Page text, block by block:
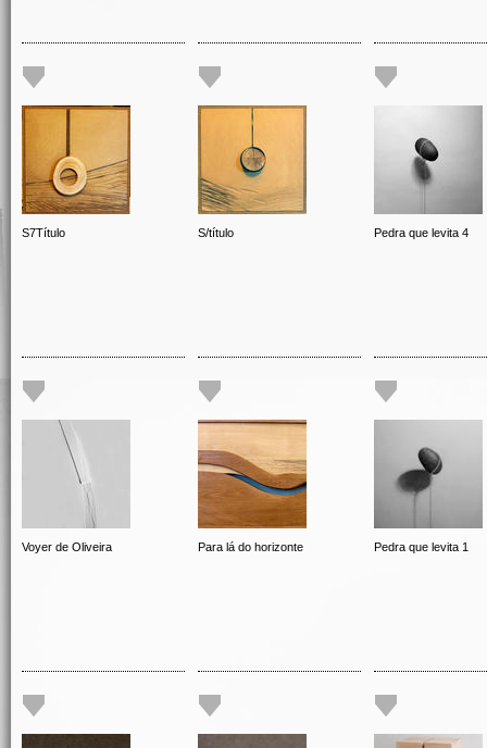
S7Título S/título Pedra que levita 4
Voyer de Oliveira Para lá do horizonte Pedra que levita 1